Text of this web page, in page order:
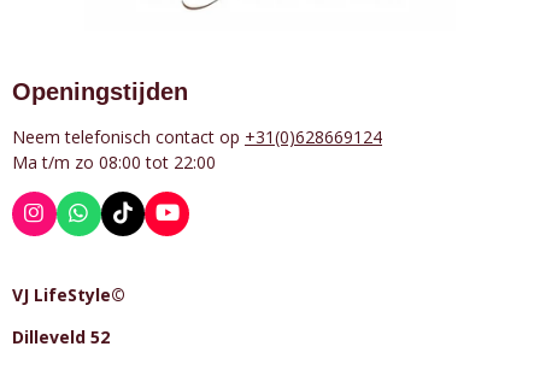
Openingstijden
Neem telefonisch contact op +31(0)628669124
Ma t/m zo 08:00 tot 22:00
I
n
a
r
W
h
s
p
T
i
o
Y
o
VJ LifeStyle©
Dilleveld 52